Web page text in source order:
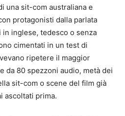
una sit-com australiana e
protagonisti dalla parlata
inglese, tedesco o senza
cimentati in un test di
ripetere il maggior
da 80 spezzoni audio, metà dei
sit-com o scene del film già
ascoltati prima.